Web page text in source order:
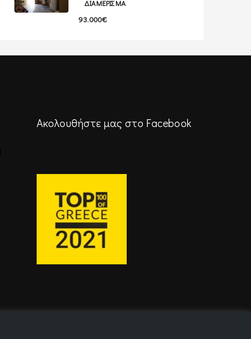
ΔΙΑΜΈΡΙΣΜΑ
93.000€
Ακολουθήστε μας στο Facebook